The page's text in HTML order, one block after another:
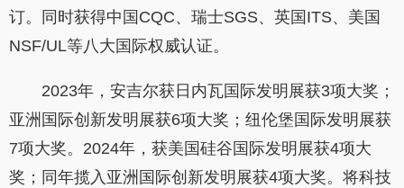
订。同时获得中国CQC、瑞士SGS、英国ITS、美国
NSF/UL等八大国际权威认证。
2023年，安吉尔获日内瓦国际发明展获3项大奖；
亚洲国际创新发明展获6项大奖；纽伦堡国际发明展获
7项大奖。2024年，获美国硅谷国际发明展获4项大
奖；同年揽入亚洲国际创新发明展获4项大奖。将科技